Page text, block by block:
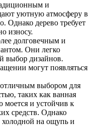
и
уютную атмосферу в
Однако дерево требует
износу.
долговечным и
Они легко
выбор дизайнов.
могут появляться
отличным выбором для
таких как ванная
моется и устойчив к
средств. Однако
холодной на ощупь и